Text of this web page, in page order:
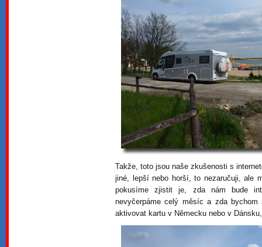
Takže, toto jsou naše zkušenosti s
jiné, lepší nebo horší, to nezaručuji, ale
pokusíme zjistit je, zda nám bude
nevyčerpáme celý měsíc a zda
aktivovat kartu v Německu nebo v